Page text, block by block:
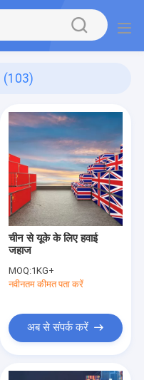
(103)
चीन से यूके के लिए हवाई
जहाज
MOQ:1KG+
नवीनतम कीमत पता करें
अब से संपर्क करें